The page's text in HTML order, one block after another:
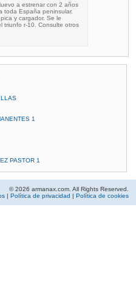
a estrenar con 2 años
toda España peninsular.
y cargador. Se le
triunfo r-10. Consulte otros
1
PASTOR 1
© 2026 armanax.com. All Rights Reserved.
| Política de privacidad | Política de cookies